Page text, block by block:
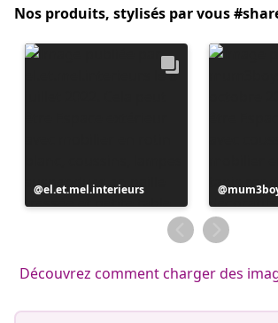
Nos produits, stylisés par vous
Publication
publiée
el.et.mel.interieurs
publiée
par
Découvrez comment charger des